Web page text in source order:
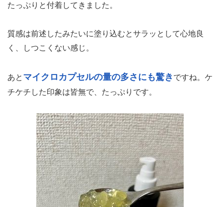
たっぷりと付着してきました。
質感は前述したみたいに塗り込むとサラッとして心地良
く、しつこくない感じ。
あと マイクロカプセルの量の多さにも驚き ですね。ケ
チケチした印象は皆無で、たっぷりです。